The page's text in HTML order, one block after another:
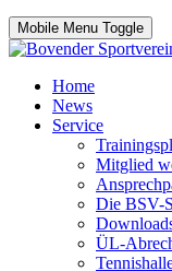
Mobile Menu Toggle
Home
News
Service
Mitglied
Die BSV-
ÜL-